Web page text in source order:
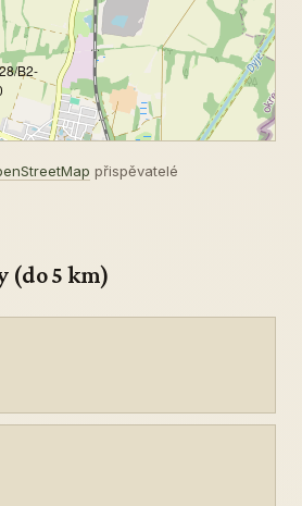
B2-
přispěvatelé
(do 5 km)